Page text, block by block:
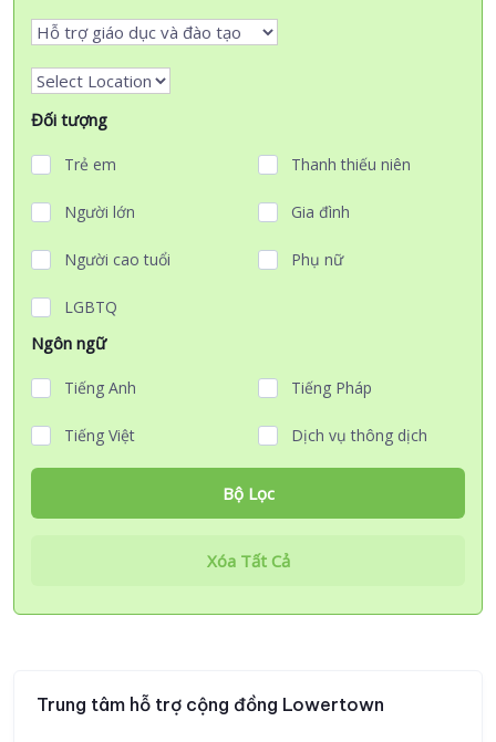
Đối tượng
Trẻ em Thanh thiếu niên
Người lớn Gia đình
Người cao tuổi Phụ nữ
LGBTQ
Ngôn ngữ
Tiếng Anh Tiếng Pháp
Tiếng Việt Dịch vụ thông dịch
Xóa Tất Cả
Bộ Lọc
Trung tâm hỗ trợ cộng đồng Lowertown